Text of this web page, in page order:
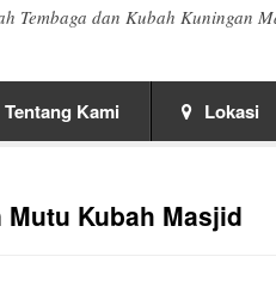
Tembaga dan Kubah Kuningan
Tentang Kami Lokasi
Kubah Masjid